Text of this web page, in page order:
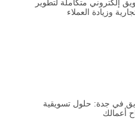
إلكتروني متكاملة لتطوير
وزيادة العملاء
في جدة: حلول تسويقية
أعمالك